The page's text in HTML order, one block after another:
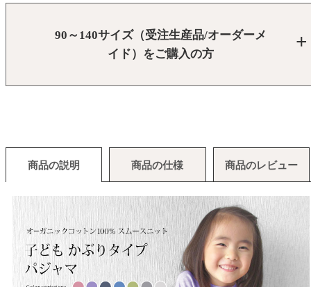
90～140サイズ（受注生産品/オーダーメ
イド）をご購入の方
商品の説明 商品の仕様 商品のレビュー